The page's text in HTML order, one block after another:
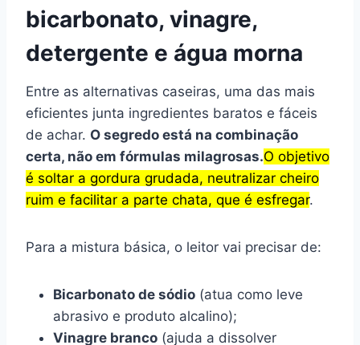
bicarbonato, vinagre,
detergente e água morna
Entre as alternativas caseiras, uma das mais
eficientes junta ingredientes baratos e fáceis
de achar. O segredo está na combinação
certa, não em fórmulas milagrosas.O objetivo
é soltar a gordura grudada, neutralizar cheiro
ruim e facilitar a parte chata, que é esfregar.
Para a mistura básica, o leitor vai precisar de:
Bicarbonato de sódio (atua como leve
abrasivo e produto alcalino);
Vinagre branco (ajuda a dissolver